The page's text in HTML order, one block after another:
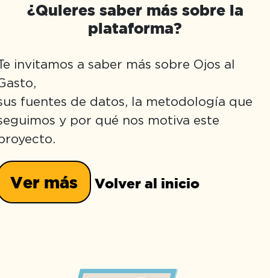
¿Quieres saber más sobre la
plataforma?
invitamos a saber más sobre Ojos al
fuentes de datos, la metodología que
y por qué nos motiva este
Ver más Volver al inicio